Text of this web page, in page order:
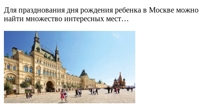
Для празднования дня рождения ребенка в Москве можно
найти множество интересных мест…